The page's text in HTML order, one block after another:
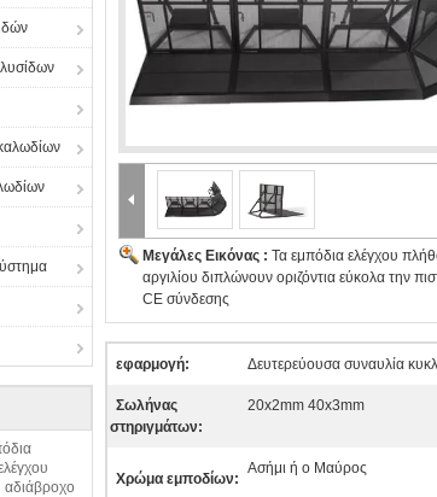
αδιάβροχο
Μεγάλες Εικόνας : Τα εμπόδια ελέγχου
αργιλίου διπλώνουν οριζόντια εύκολα την
CE σύνδεσης
εφαρμογή: Δευτερεύουσα συναυλία
Σωλήνας
στηριγμάτων:
20x2mm 40x3mm
Χρώμα εμποδίων:
Ασήμι ή ο Μαύρος